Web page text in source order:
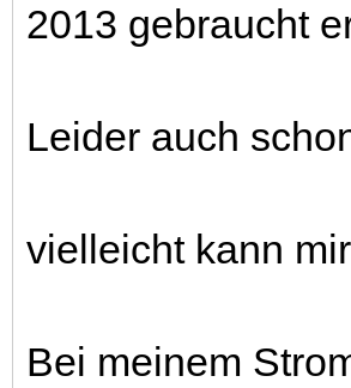
2013 gebraucht
Leider auch
vielleicht kann
Bei meinem